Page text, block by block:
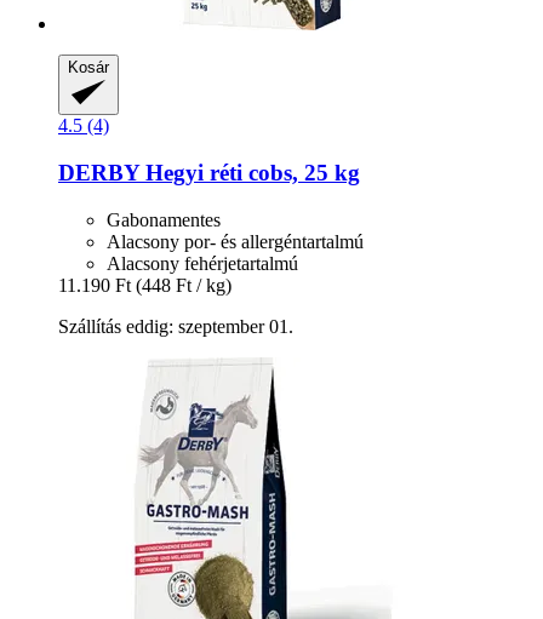
Kosár
4.5 (4)
DERBYHegyi réti cobs, 25 kg
Gabonamentes
Alacsony por- és allergéntartalmú
Alacsony fehérjetartalmú
11.190 Ft (448 Ft / kg)
Szállítás eddig: szeptember 01.